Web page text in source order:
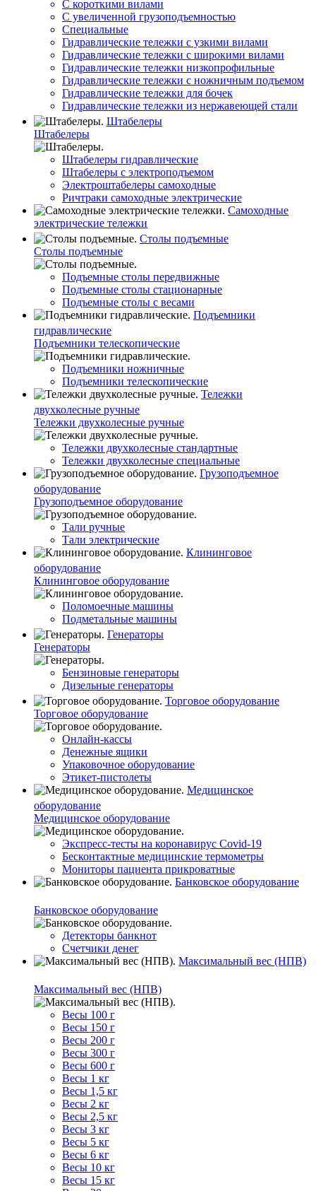
С короткими вилами
С увеличенной грузоподъемностью
Специальные
Гидравлические тележки с узкими вилами
Гидравлические тележки с широкими вилами
Гидравлические тележки низкопрофильные
Гидравлические тележки с ножничным подъемом
Гидравлические тележки для бочек
Гидравлические тележки из нержавеющей стали
Штабелеры
Штабелеры
Штабелеры гидравлические
Штабелеры с электроподъемом
Электроштабелеры самоходные
Ричтраки самоходные электрические
Самоходные
электрические тележки
Столы подъемные
Столы подъемные
Подъемные столы передвижные
Подъемные столы стационарные
Подъемные столы с весами
Подъемники
гидравлические
Подъемники телескопические
Подъемники ножничные
Подъемники телескопические
Тележки
двухколесные ручные
Тележки двухколесные ручные
Тележки двухколесные стандартные
Тележки двухколесные специальные
Грузоподъемное
оборудование
Грузоподъемное оборудование
Тали ручные
Тали электрические
Клининговое
оборудование
Клининговое оборудование
Поломоечные машины
Подметальные машины
Генераторы
Генераторы
Бензиновые генераторы
Дизельные генераторы
Торговое оборудование
Торговое оборудование
Онлайн-кассы
Денежные ящики
Упаковочное оборудование
Этикет-пистолеты
Медицинское
оборудование
Медицинское оборудование
Экспресс-тесты на коронавирус Covid-19
Бесконтактные медицинские термометры
Мониторы пациента прикроватные
Банковское оборудование
Банковское оборудование
Детекторы банкнот
Счетчики денег
Максимальный вес (НПВ)
Максимальный вес (НПВ)
Весы 100 г
Весы 150 г
Весы 200 г
Весы 300 г
Весы 600 г
Весы 1 кг
Весы 1,5 кг
Весы 2 кг
Весы 2,5 кг
Весы 3 кг
Весы 5 кг
Весы 6 кг
Весы 10 кг
Весы 15 кг